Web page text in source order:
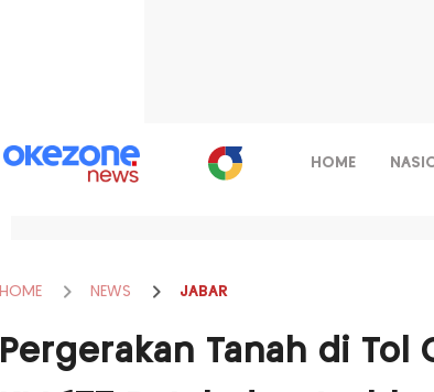
HOME
HOME NEWS JABAR
Pergerakan Tanah di Tol